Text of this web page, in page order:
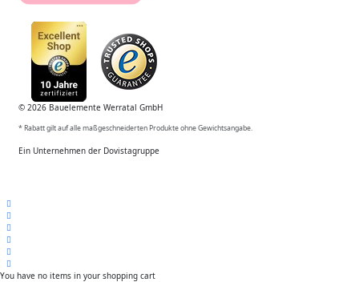
© 2026 Bauelemente Werratal GmbH
* Rabatt gilt auf alle maßgeschneiderten Produkte ohne Gewichtsangabe.
Ein Unternehmen der Dovistagruppe
You have no items in your shopping cart